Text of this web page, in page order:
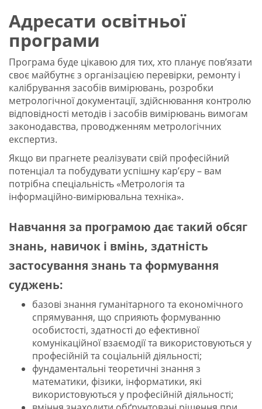
Адресати освітньої
програми
Програма буде цікавою для тих, хто планує пов’язати
своє майбутнє з організацією перевірки, ремонту і
калібрування засобів вимірювань, розробки
метрологічної документації, здійснювання контролю
відповідності методів і засобів вимірювань вимогам
законодавства, проводженням метрологічних
експертиз.
Якщо ви прагнете реалізувати свій професійний
потенціал та побудувати успішну кар’єру – вам
потрібна спеціальність «Метрологія та
інформаційно-вимірювальна техніка».
Навчання за програмою дає такий обсяг
знань, навичок і вмінь, здатність
застосування знань та формування
суджень:
базові знання гуманітарного та економічного
спрямування, що сприяють формуванню
особистості, здатності до ефективної
комунікаційної взаємодії та використовуються у
професійній та соціальній діяльності;
фундаментальні теоретичні знання з
математики, фізики, інформатики, які
використовуються у професійній діяльності;